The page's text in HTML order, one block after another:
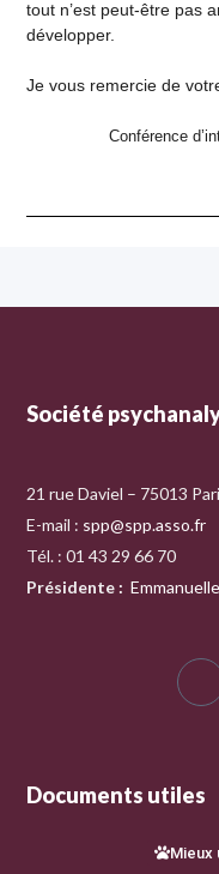
tout n’est peut-être pas
développer.
Je vous remercie de
Conférence
Société
21 rue Daviel – 75013
E-mail : spp@spp.asso.fr
Tél. : 01 43 29 66 70
Présidente :
Documents utiles
Mieux